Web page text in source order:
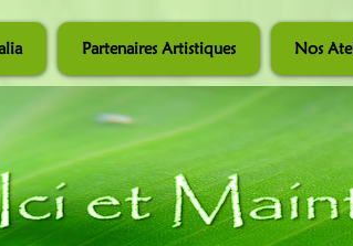
Partenaires Artistiques Nos